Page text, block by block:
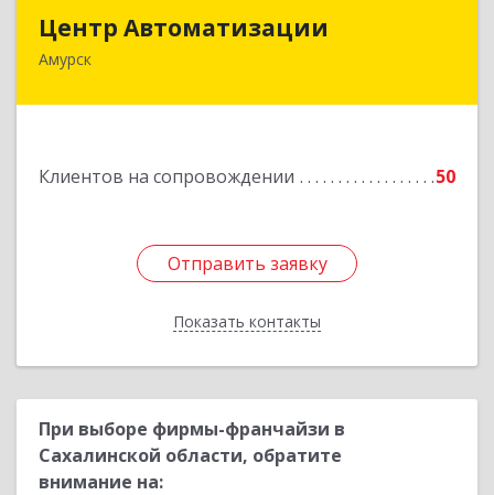
Центр Автоматизации
Амурск
Клиентов на сопровождении 50
Отправить заявку
Показать контакты
682640, Хабаровский край, Амурск г, Мира пр-
Отправить заявку
Назад
При выборе фирмы-франчайзи в
Сахалинской области, обратите
внимание на: